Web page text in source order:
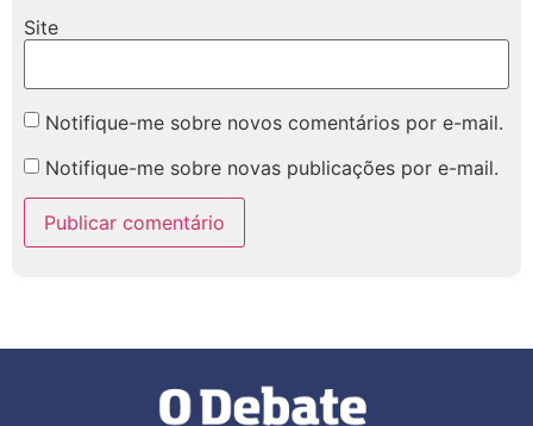
Site
Notifique-me sobre novos comentários por e-mail.
Notifique-me sobre novas publicações por e-mail.